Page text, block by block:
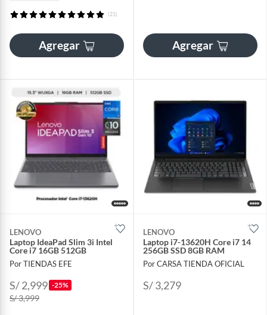
(21)
Agregar Agregar
LENOVO
Laptop IdeaPad Slim 3i Intel
Core i7 16GB 512GB
Por TIENDAS EFE
S/ 2,999 -25%
S/ 3,999
LENOVO
Laptop i7-13620H Core i7 14
256GB SSD 8GB RAM
Por CARSA TIENDA OFICIAL
S/ 3,279